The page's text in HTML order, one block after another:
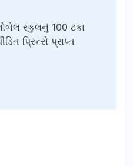
નોબેલ સ્કુલનું 100 ટકા
પ્રિન્સે પ્રાપ્ત